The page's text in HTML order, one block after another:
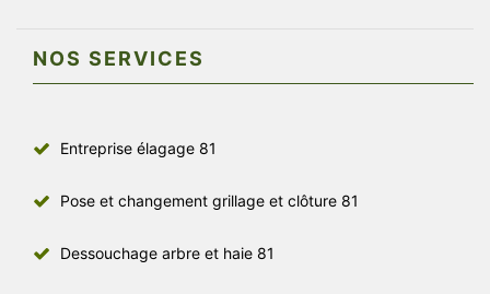
NOS SERVICES
Entreprise élagage 81
Pose et changement grillage et clôture 81
Dessouchage arbre et haie 81